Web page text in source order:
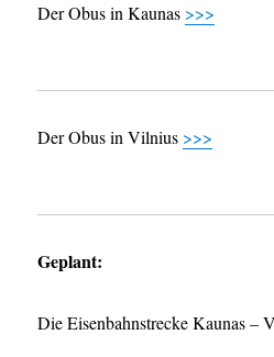
Der Obus in Kaunas >>>
Der Obus in Vilnius >>>
Geplant:
Die Eisenbahnstrecke Kaunas –